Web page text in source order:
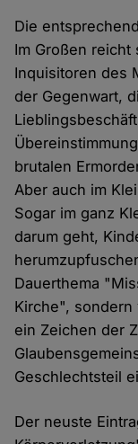
Die
Im Großen
Inquisitoren des
der Gegenwart,
brutalen
Aber auch im
Sogar im ganz
darum geht,
Dauerthema
Kirche", sondern
ein Zeichen der
Geschlechtsteil
Der neuste